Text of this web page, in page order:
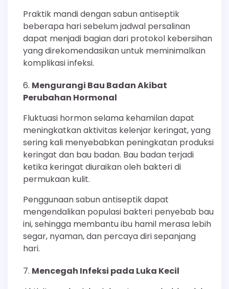
Praktik mandi dengan sabun antiseptik
beberapa hari sebelum jadwal persalinan
dapat menjadi bagian dari protokol kebersihan
yang direkomendasikan untuk meminimalkan
komplikasi infeksi.
Mengurangi Bau Badan Akibat
Perubahan Hormonal
Fluktuasi hormon selama kehamilan dapat
meningkatkan aktivitas kelenjar keringat, yang
sering kali menyebabkan peningkatan produksi
keringat dan bau badan. Bau badan terjadi
ketika keringat diuraikan oleh bakteri di
permukaan kulit.
Penggunaan sabun antiseptik dapat
mengendalikan populasi bakteri penyebab bau
ini, sehingga membantu ibu hamil merasa lebih
segar, nyaman, dan percaya diri sepanjang
hari.
Mencegah Infeksi pada Luka Kecil